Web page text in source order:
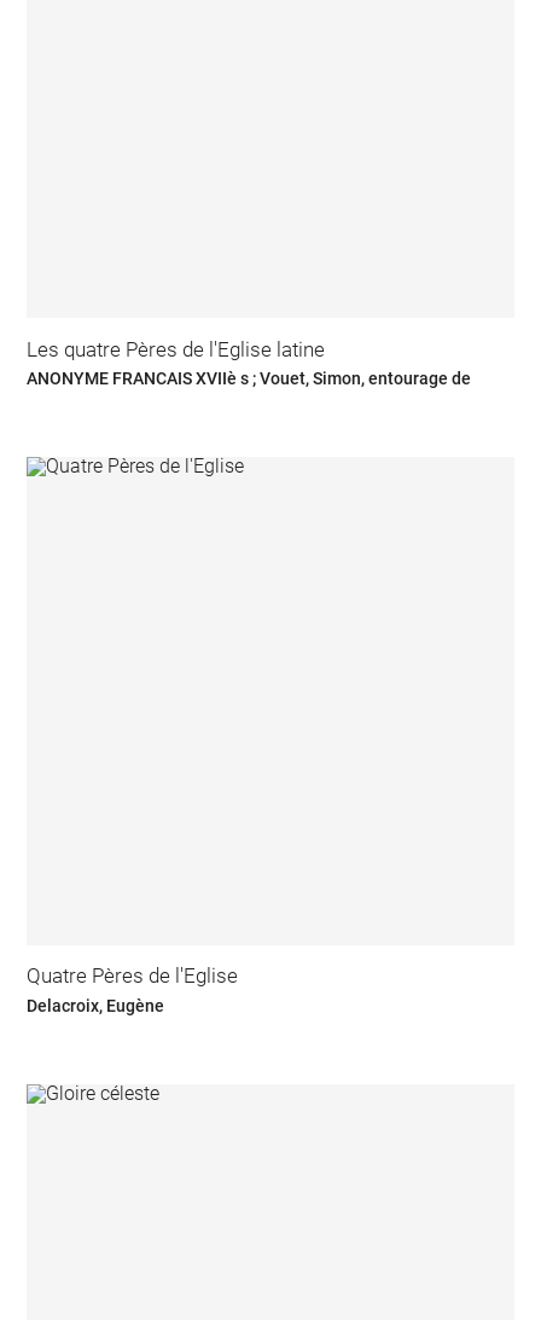
Les quatre Pères de l'Eglise latine
ANONYME FRANCAIS XVIIè s ; Vouet, Simon, entourage de
Quatre Pères de l'Eglise
Delacroix, Eugène